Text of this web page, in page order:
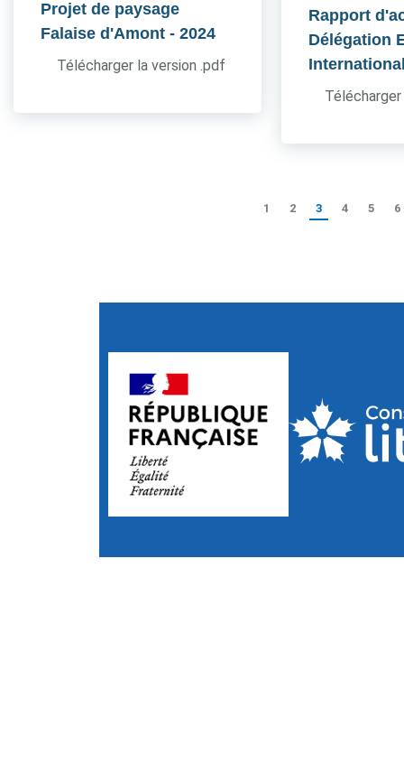
Projet de paysage
Falaise d'Amont - 2024
Télécharger la version .pdf
Rapport
Délégation
1 2 3 4 5 6